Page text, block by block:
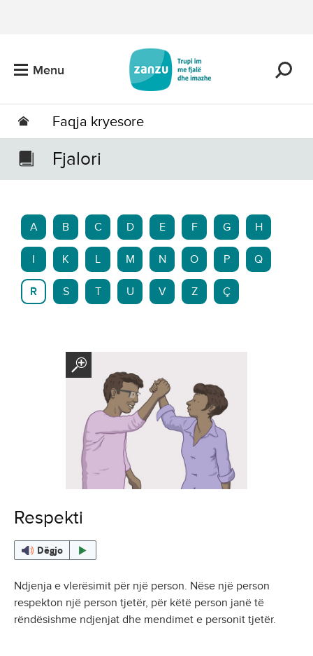
Menu
Faqja kryesore
Fjalori
A B C D E F G H
K L M N O P Q
R S T U V Z Ç
Respekti
Dëgjo
Ndjenja e vlerësimit për një person. Nëse një person
respekton një person tjetër, për këtë person janë të
rëndësishme ndjenjat dhe mendimet e personit tjetër.